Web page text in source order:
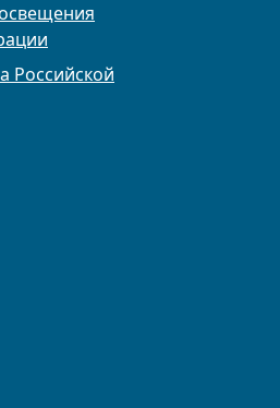
Российской